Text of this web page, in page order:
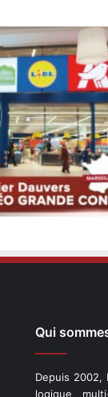
Qui
Depuis 2002,
logique